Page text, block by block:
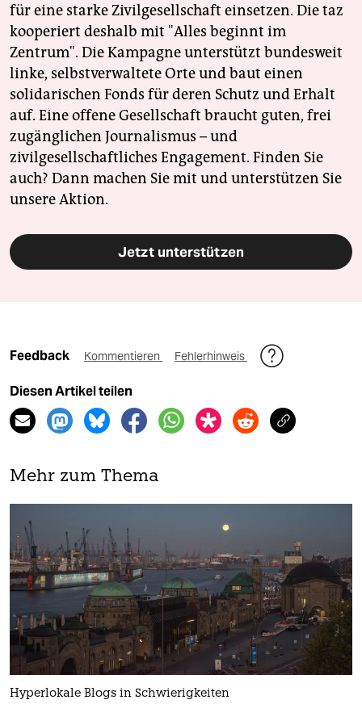
für eine starke Zivilgesellschaft einsetzen. Die taz
kooperiert deshalb mit "Alles beginnt im
Zentrum". Die Kampagne unterstützt bundesweit
linke, selbstverwaltete Orte und baut einen
solidarischen Fonds für deren Schutz und Erhalt
auf. Eine offene Gesellschaft braucht guten, frei
zugänglichen Journalismus – und
zivilgesellschaftliches Engagement. Finden Sie
auch? Dann machen Sie mit und unterstützen Sie
unsere Aktion.
Jetzt unterstützen
Feedback Kommentieren Fehlerhinweis
Diesen Artikel teilen
Mehr zum Thema
Hyperlokale Blogs in Schwierigkeiten